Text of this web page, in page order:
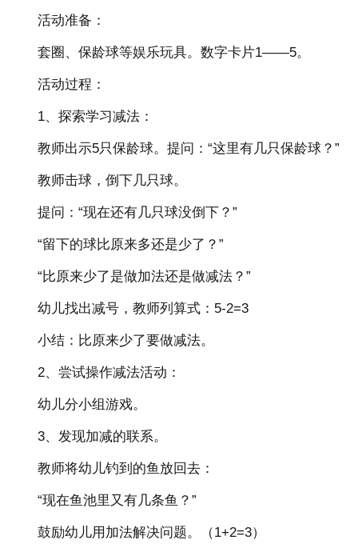
活动准备：
套圈、保龄球等娱乐玩具。数字卡片1——5。
活动过程：
1、探索学习减法：
教师出示5只保龄球。提问：“这里有几只保龄球？”
教师击球，倒下几只球。
提问：“现在还有几只球没倒下？”
“留下的球比原来多还是少了？”
“比原来少了是做加法还是做减法？”
幼儿找出减号，教师列算式：5-2=3
小结：比原来少了要做减法。
2、尝试操作减法活动：
幼儿分小组游戏。
3、发现加减的联系。
教师将幼儿钓到的鱼放回去：
“现在鱼池里又有几条鱼？”
鼓励幼儿用加法解决问题。（1+2=3）